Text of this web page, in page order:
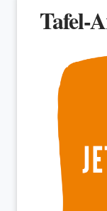
Tafel-